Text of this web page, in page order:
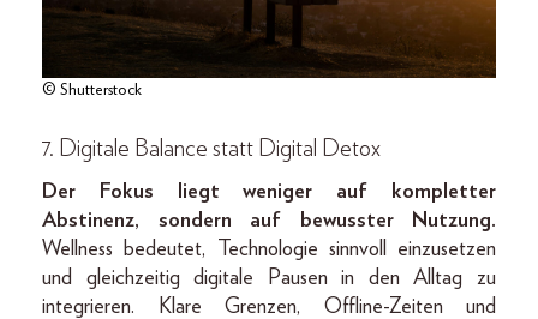
© Shutterstock
7. Digitale Balance statt Digital Detox
Der Fokus liegt weniger auf kompletter
Abstinenz, sondern auf bewusster Nutzung.
Wellness bedeutet, Technologie sinnvoll einzusetzen
und gleichzeitig digitale Pausen in den Alltag zu
integrieren. Klare Grenzen, Offline-Zeiten und